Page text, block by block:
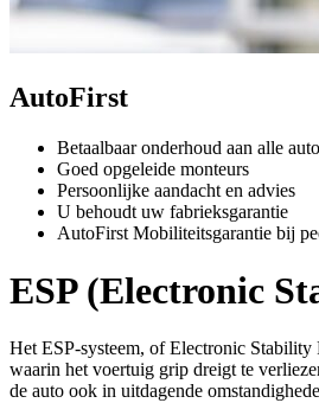
AutoFirst
Betaalbaar onderhoud aan alle
Goed opgeleide monteurs
Persoonlijke aandacht en advies
U behoudt uw fabrieksgarantie
AutoFirst Mobiliteitsgarantie bij
ESP (Electronic
Het ESP-systeem, of Electronic Stability
waarin het voertuig grip dreigt te
de auto ook in uitdagende